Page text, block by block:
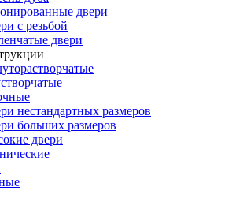
двери
с резьбой
двери
нестандартных размеров
больших размеров
двери